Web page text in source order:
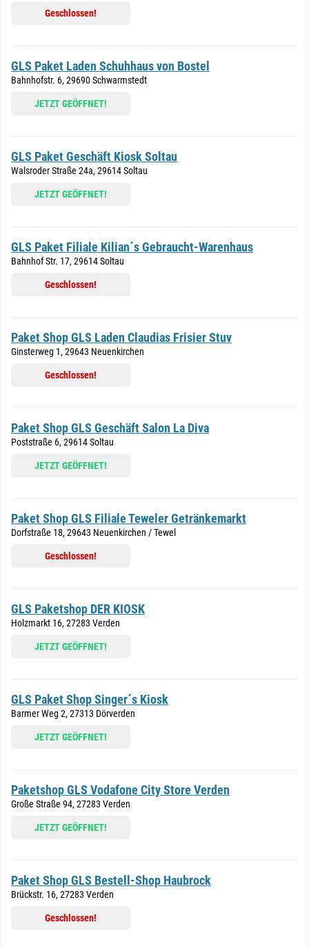
Geschlossen!
GLS Paket Laden Schuhhaus von Bostel
Bahnhofstr. 6, 29690 Schwarmstedt
JETZT GEÖFFNET!
GLS Paket Geschäft Kiosk Soltau
Walsroder Straße 24a, 29614 Soltau
JETZT GEÖFFNET!
GLS Paket Filiale Kilian´s Gebraucht-Warenhaus
Bahnhof Str. 17, 29614 Soltau
Geschlossen!
Paket Shop GLS Laden Claudias Frisier Stuv
Ginsterweg 1, 29643 Neuenkirchen
Geschlossen!
Paket Shop GLS Geschäft Salon La Diva
Poststraße 6, 29614 Soltau
JETZT GEÖFFNET!
Paket Shop GLS Filiale Teweler Getränkemarkt
Dorfstraße 18, 29643 Neuenkirchen / Tewel
Geschlossen!
GLS Paketshop DER KIOSK
Holzmarkt 16, 27283 Verden
JETZT GEÖFFNET!
GLS Paket Shop Singer´s Kiosk
Barmer Weg 2, 27313 Dörverden
JETZT GEÖFFNET!
Paketshop GLS Vodafone City Store Verden
Große Straße 94, 27283 Verden
JETZT GEÖFFNET!
Paket Shop GLS Bestell-Shop Haubrock
Brückstr. 16, 27283 Verden
Geschlossen!